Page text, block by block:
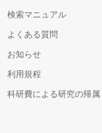
検索マニュアル
よくある質問
お知らせ
利用規程
科研費による研究の帰属